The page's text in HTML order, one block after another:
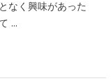
なく興味があった
…